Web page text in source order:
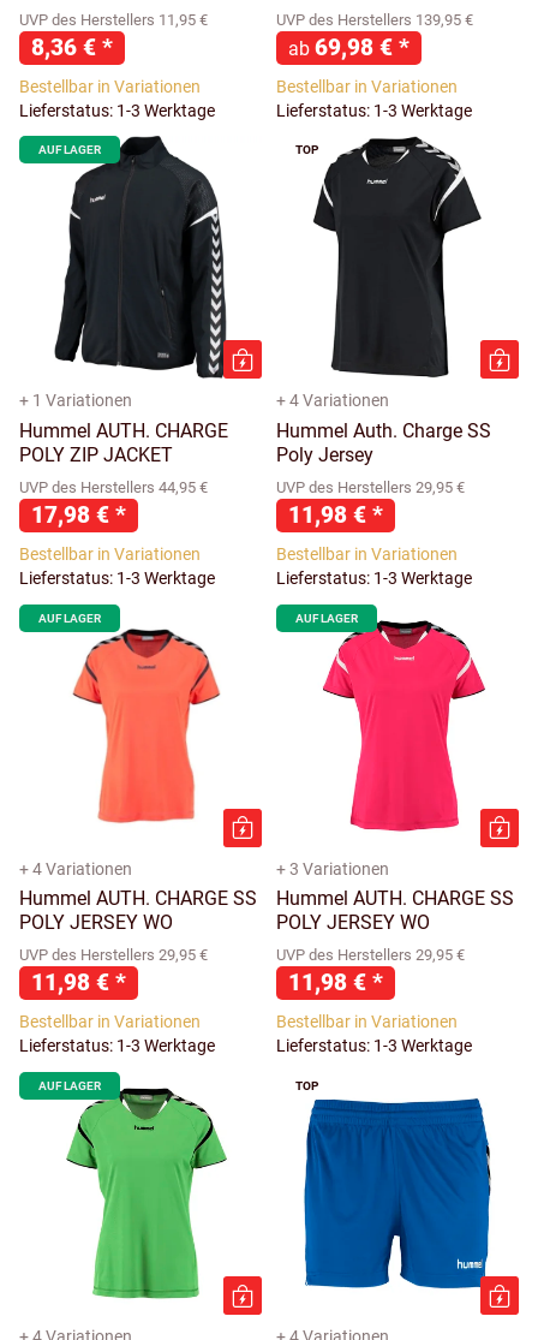
UVP des Herstellers 11,95 €
8,36 € *
Bestellbar in Variationen
Lieferstatus: 1-3 Werktage
UVP des Herstellers 139,95 €
ab 69,98 € *
Bestellbar in Variationen
Lieferstatus: 1-3 Werktage
AUF LAGER
+ 1 Variationen
Hummel AUTH. CHARGE
POLY ZIP JACKET
UVP des Herstellers 44,95 €
17,98 € *
Bestellbar in Variationen
Lieferstatus: 1-3 Werktage
TOP
+ 4 Variationen
Hummel Auth. Charge SS
Poly Jersey
UVP des Herstellers 29,95 €
11,98 € *
Bestellbar in Variationen
Lieferstatus: 1-3 Werktage
AUF LAGER
+ 4 Variationen
Hummel AUTH. CHARGE SS
POLY JERSEY WO
UVP des Herstellers 29,95 €
11,98 € *
Bestellbar in Variationen
Lieferstatus: 1-3 Werktage
AUF LAGER
+ 3 Variationen
Hummel AUTH. CHARGE SS
POLY JERSEY WO
UVP des Herstellers 29,95 €
11,98 € *
Bestellbar in Variationen
Lieferstatus: 1-3 Werktage
AUF LAGER TOP